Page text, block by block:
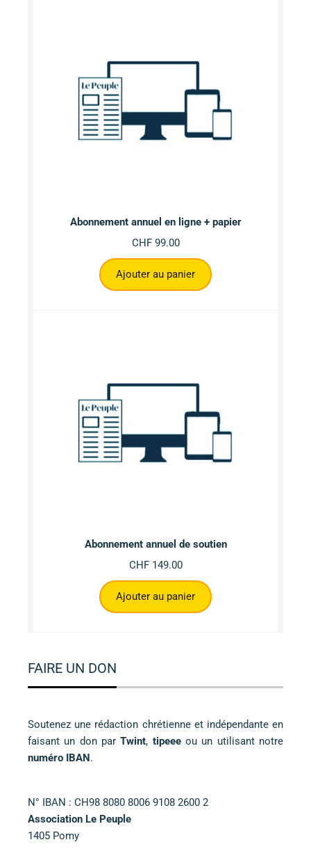
Abonnement annuel en ligne + papier
CHF99.00
Ajouter au panier
Abonnement annuel de soutien
CHF149.00
Ajouter au panier
FAIRE UN DON
Soutenez une rédaction chrétienne et indépendante en
faisant un don parTwint, tipeeeou un utilisant notre
numéro IBAN.
N° IBAN : CH98 8080 8006 9108 2600 2
Association Le Peuple
1405 Pomy